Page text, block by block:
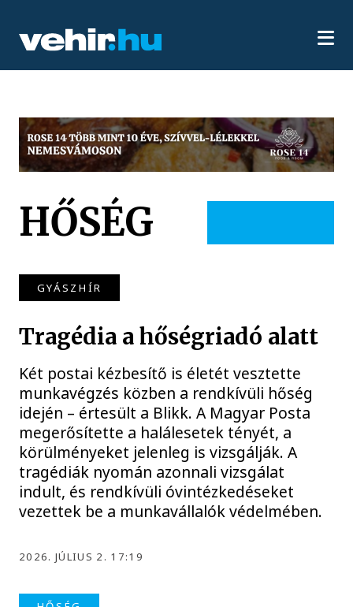
HŐSÉG
GYÁSZHÍR
Tragédia a hőségriadó alatt
Két postai kézbesítő is életét vesztette
munkavégzés közben a rendkívüli hőség
idején – értesült a Blikk. A Magyar Posta
megerősítette a halálesetek tényét, a
körülményeket jelenleg is vizsgálják. A
tragédiák nyomán azonnali vizsgálat
indult, és rendkívüli óvintézkedéseket
vezettek be a munkavállalók védelmében.
2026. JÚLIUS 2. 17:19